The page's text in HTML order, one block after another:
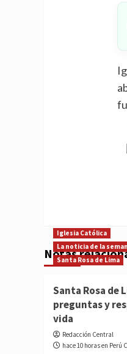
Notas
Iglesia Católica
La noticia de la
Santa Rosa de Lima
Santa Rosa de
preguntas y
vida
Redacción Central
hace 10 horas en Perú